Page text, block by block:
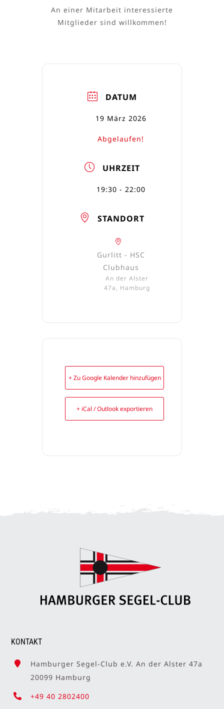
An einer Mitarbeit interessierte
Mitglieder sind willkommen!
DATUM
19 März 2026
Abgelaufen!
UHRZEIT
19:30 - 22:00
STANDORT
Gurlitt - HSC
Clubhaus
An der Alster
47a, Hamburg
+ Zu Google Kalender hinzufügen
+ iCal / Outlook exportieren
KONTAKT
Hamburger Segel-Club e.V. An der Alster 47a
20099 Hamburg
+49 40 2802400